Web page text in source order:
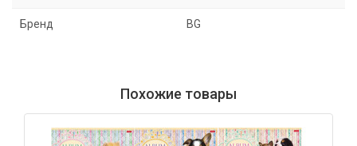
Бренд BG
Похожие товары